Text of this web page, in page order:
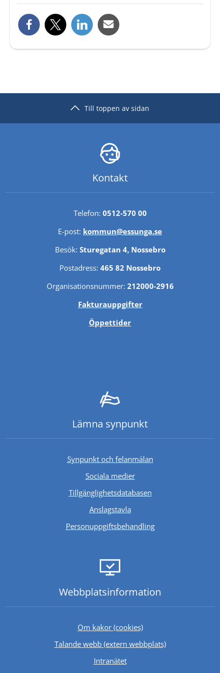
Till toppen av sidan
Kontakt
Telefon: 0512-570 00
E-post: kommun@essunga.se
Besök: Sturegatan 4, Nossebro
Postadress: 465 82 Nossebro
Organisationsnummer: 212000-2916
Fakturauppgifter
Öppettider
Lämna synpunkt
Synpunkt och felanmälan
Sociala medier
TillgänglighetsdatabasenLänk till annan
Anslagstavla
Personuppgiftsbehandling
Webbplats­information
Om kakor (cookies)
Talande webb (extern webbplats)Länk till annan
IntranätetLänk till annan webbplats.